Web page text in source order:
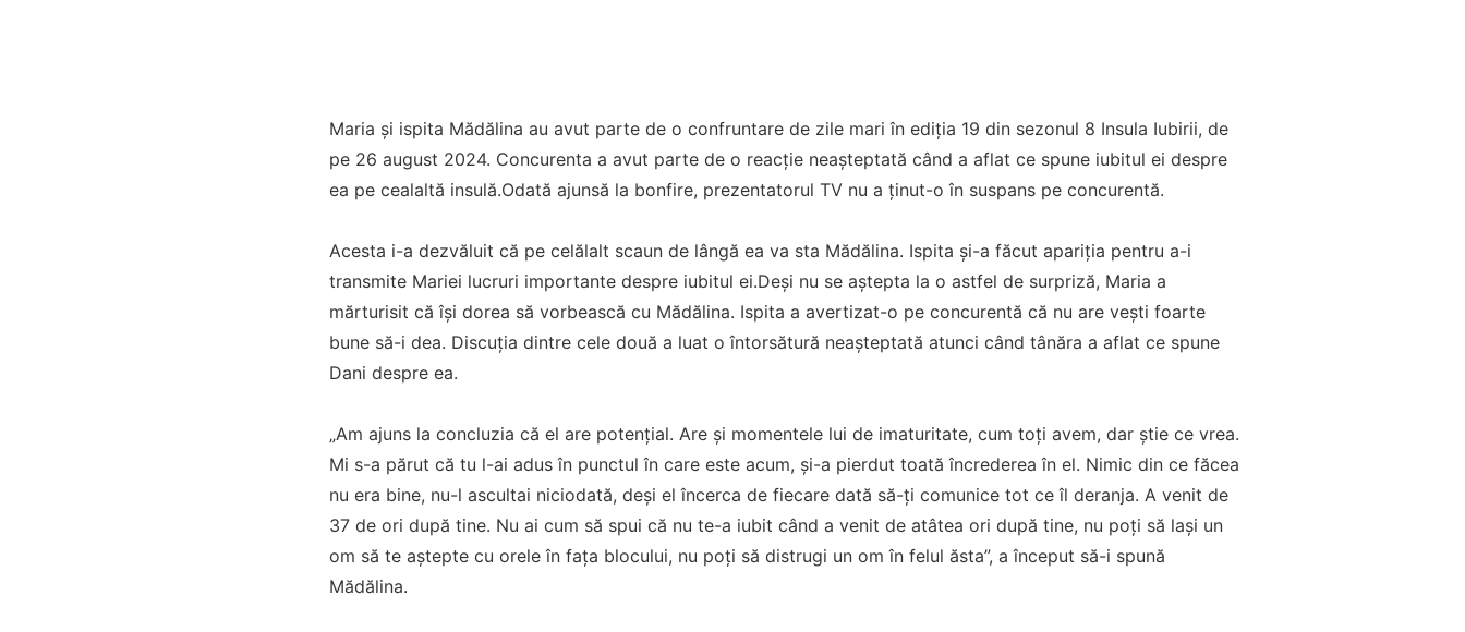
Maria și ispita Mădălina au avut parte de o confruntare de zile mari în ediția 19 din sezonul 8 Insula Iubirii, de
pe 26 august 2024. Concurenta a avut parte de o reacție neașteptată când a aflat ce spune iubitul ei despre
ea pe cealaltă insulă.Odată ajunsă la bonfire, prezentatorul TV nu a ținut-o în suspans pe concurentă.
Acesta i-a dezvăluit că pe celălalt scaun de lângă ea va sta Mădălina. Ispita și-a făcut apariția pentru a-i
transmite Mariei lucruri importante despre iubitul ei.Deși nu se aștepta la o astfel de surpriză, Maria a
mărturisit că își dorea să vorbească cu Mădălina. Ispita a avertizat-o pe concurentă că nu are vești foarte
bune să-i dea. Discuția dintre cele două a luat o întorsătură neașteptată atunci când tânăra a aflat ce spune
Dani despre ea.
„Am ajuns la concluzia că el are potențial. Are și momentele lui de imaturitate, cum toți avem, dar știe ce vrea.
Mi s-a părut că tu l-ai adus în punctul în care este acum, și-a pierdut toată încrederea în el. Nimic din ce făcea
nu era bine, nu-l ascultai niciodată, deși el încerca de fiecare dată să-ți comunice tot ce îl deranja. A venit de
37 de ori după tine. Nu ai cum să spui că nu te-a iubit când a venit de atâtea ori după tine, nu poți să lași un
om să te aștepte cu orele în fața blocului, nu poți să distrugi un om în felul ăsta”, a început să-i spună
Mădălina.